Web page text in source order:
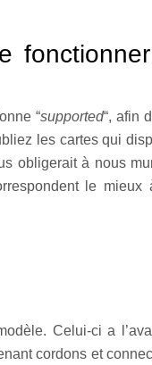
“supported“, afin
les cartes qui
obligerait à nous
le mieux
Celui-ci a
cordons et